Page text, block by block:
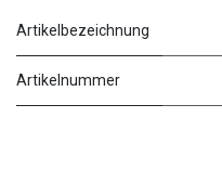
Artikelbezeichnung
Artikelnummer